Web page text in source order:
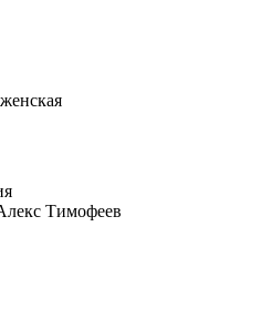
Тимофеев